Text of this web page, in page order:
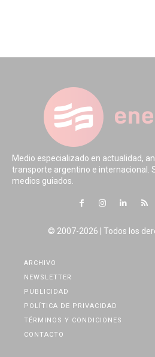
Medio especializado en actualidad,
transporte argentino e internacional.
medios guiados.
© 2007-2026 | Todos los
ARCHIVO
NEWSLETTER
PUBLICIDAD
POLÍTICA DE PRIVACIDAD
TÉRMINOS Y CONDICIONES
CONTACTO